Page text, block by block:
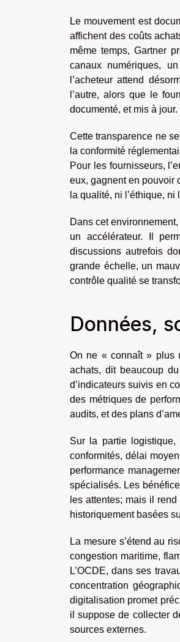
Le mouvement est
affichent des coûts
même temps, Gartner
canaux numériques,
l’acheteur attend
l’autre, alors que le
documenté, et mis à jour.
Cette transparence ne
la conformité
Pour les fournisseurs,
eux, gagnent en pouvoir
la qualité, ni l’éthique, ni
Dans cet
un accélérateur. Il
discussions autrefois
grande échelle, un
contrôle qualité se
Données,
On ne « connaît » plus
achats, dit beaucoup
d’indicateurs suivis en
des métriques de
audits, et des plans
Sur la partie
conformités, délai
performance
spécialisés. Les
les attentes; mais il
historiquement basées
La mesure s’étend au
congestion maritime,
L’OCDE, dans ses
concentration
digitalisation promet
il suppose de collecter
sources externes.